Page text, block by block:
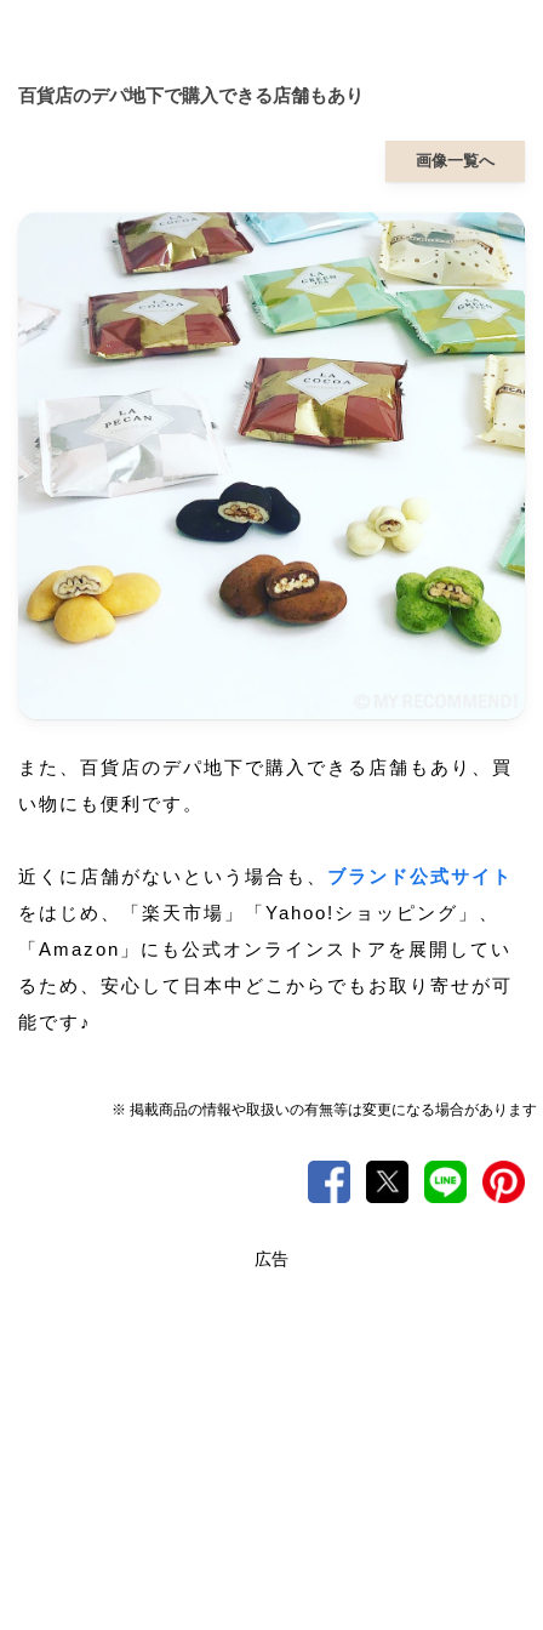
百貨店のデパ地下で購入できる店舗もあり
画像一覧へ
また、百貨店のデパ地下で購入できる店舗もあり、買
い物にも便利です。
近くに店舗がないという場合も、 ブランド公式サイト
をはじめ、「楽天市場」「Yahoo!ショッピング」、
「Amazon」にも公式オンラインストアを展開してい
るため、安心して日本中どこからでもお取り寄せが可
能です♪
※ 掲載商品の情報や取扱いの有無等は変更になる場合があります
広告